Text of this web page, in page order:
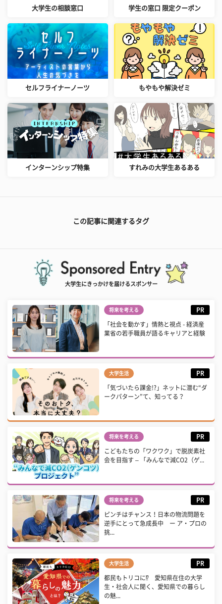
大学生の相談窓口 学生の窓口 限定クーポン
セルフライナーノーツ もやもや解決ゼミ
インターンシップ特集 すれみの大学生あるある
この記事に関連するタグ
大学生にきっかけを届けるスポンサー
将来を考える PR
「社会を動かす」情熱と視点 - 経済産
業省の若手職員が語るキャリアと経験
大学生活 PR
「気づいたら課金!?」ネットに潜む“ダ
ークパターン”て、知ってる？
将来を考える PR
こどもたちの「ワクワク」で脱炭素社
会を目指す – 「みんなで減CO2（ゲ...
将来を考える PR
ピンチはチャンス！日本の物流問題を
逆手にとって急成長中 ー ア・プロの
挑...
大学生活 PR
都民もトリコに⁉ 愛知県在住の大学
生・社会人に聞く、愛知県での暮らし
の魅...